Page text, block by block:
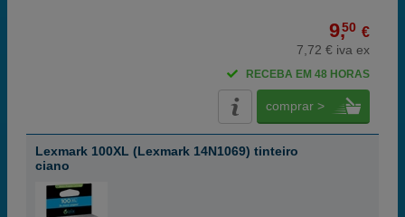
9,50 €
7,72 € iva ex
RECEBA EM 48 HORAS
comprar >
Lexmark 100XL (Lexmark 14N1069) tinteiro
ciano